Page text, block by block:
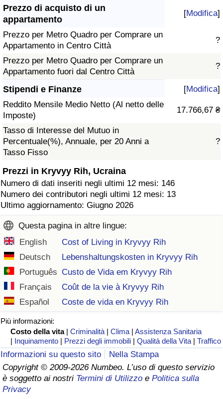
Prezzo di acquisto di un
appartamento
[Modifica]
Prezzo per Metro Quadro per Comprare un
Appartamento in Centro Città
?
Prezzo per Metro Quadro per Comprare un
Appartamento fuori dal Centro Città
?
Stipendi e Finanze [Modifica]
Reddito Mensile Medio Netto (Al netto delle
Imposte)
17.766,67 ₴
Tasso di Interesse del Mutuo in
Percentuale(%), Annuale, per 20 Anni a
Tasso Fisso
?
Prezzi in Kryvyy Rih, Ucraina
Numero di dati inseriti negli ultimi 12 mesi: 146
Numero dei contributori negli ultimi 12 mesi: 13
Ultimo aggiornamento: Giugno 2026
Questa pagina in altre lingue:
English
Cost of Living in Kryvyy Rih
Deutsch
Lebenshaltungskosten in Kryvyy Rih
Português Custo de Vida em Kryvyy Rih
Français
Coût de la vie à Kryvyy Rih
Español
Coste de vida en Kryvyy Rih
Più informazioni:
Costo della vita |Criminalità |Clima |Assistenza Sanitaria
| Inquinamento | Prezzi degli immobili |Qualità della Vita |Traffico
Informazioni su questo sito
Nella Stampa
Copyright © 2009-2026 Numbeo. L’uso di questo servizio
è soggetto ai nostri Termini di Utilizzo e Politica sulla
Privacy